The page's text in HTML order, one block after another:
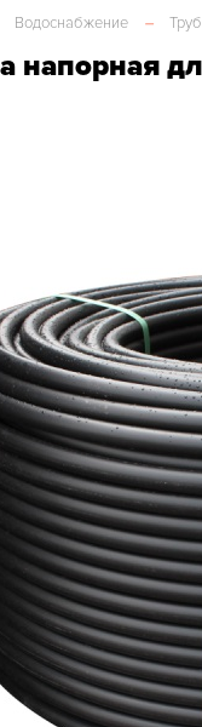
Водоснабжение –
напорная